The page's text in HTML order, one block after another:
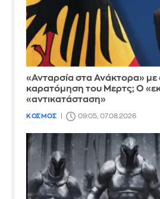
«Ανταρσία στα Ανάκτορα» με
καρατόμηση του Μερτς; Ο
«αντικατάσταση»
ΚΟΣΜΟΣ 09:05, 07.08.2026